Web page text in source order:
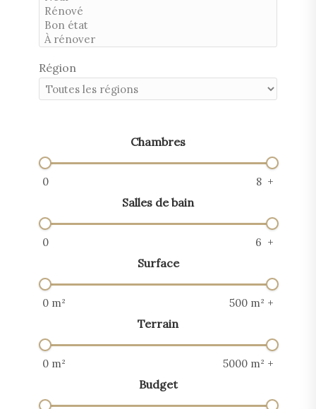
Région
Chambres
Salles de bain
Surface
Terrain
Budget